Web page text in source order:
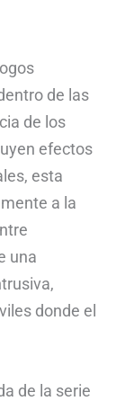
de las
de los
efectos
esta
a la
una
donde el
de la serie